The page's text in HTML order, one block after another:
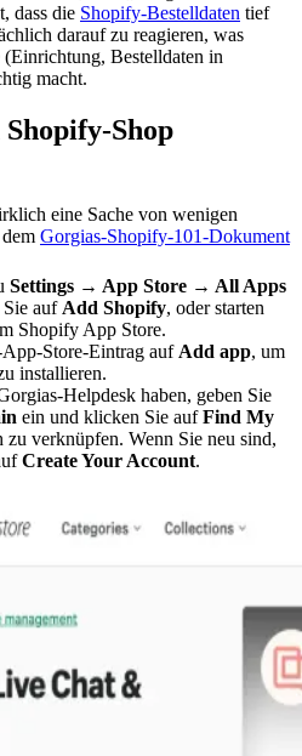
dass die Shopify-Bestelldaten tief
darauf zu reagieren, was
(Einrichtung, Bestelldaten in
macht.
Shop
eine Sache von wenigen
Gorgias-Shopify-101-Dokument
Settings → App Store → All Apps
auf Add Shopify, oder starten
Shopify App Store.
Store-Eintrag auf Add app, um
installieren.
Helpdesk haben, geben Sie
ein und klicken Sie aufFind My
zu verknüpfen. Wenn Sie neu sind,
Create Your Account.